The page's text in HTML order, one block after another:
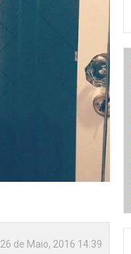
26 de Maio, 2016 14:39